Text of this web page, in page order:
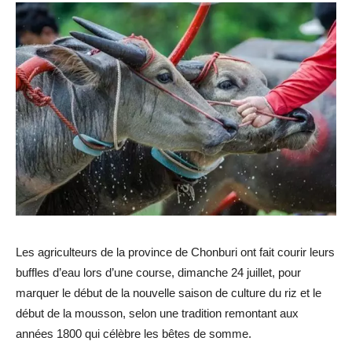
Les agriculteurs de la province de Chonburi ont fait courir leurs
buffles d’eau lors d’une course, dimanche 24 juillet, pour
marquer le début de la nouvelle saison de culture du riz et le
début de la mousson, selon une tradition remontant aux
années 1800 qui célèbre les bêtes de somme.